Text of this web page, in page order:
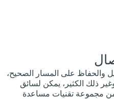
والحفاظ على المسار الصحيح،
ذلك الكثير، يمكن لسائق
مجموعة تقنيات مساعدة